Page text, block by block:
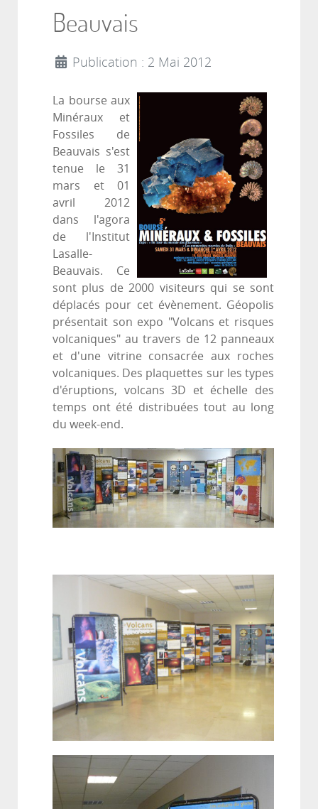
Beauvais
Publication : 2 Mai 2012
La bourse aux
Minéraux et
Fossiles de
Beauvais s'est
tenue le 31
mars et 01
avril 2012
dans l'agora
de l'Institut
Lasalle-
Beauvais. Ce
sont plus de 2000 visiteurs qui se sont
déplacés pour cet évènement. Géopolis
présentait son expo "Volcans et risques
volcaniques" au travers de 12 panneaux
et d'une vitrine consacrée aux roches
volcaniques. Des plaquettes sur les types
d'éruptions, volcans 3D et échelle des
temps ont été distribuées tout au long
du week-end.